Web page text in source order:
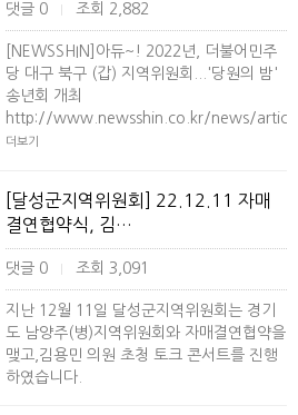
댓글 0 조회 2,882
[NEWSSHIN]아듀~! 2022년, 더불어민주
당 대구 북구 (갑) 지역위원회...'당원의 밤'
송년회 개최
http://www.newsshin.co.kr/news/
더보기
[달성군지역위원회] 22.12.11 자매
결연협약식, 김…
댓글 0 조회 3,091
지난 12월 11일 달성군지역위원회는 경기
도 남양주(병)지역위원회와 자매결연협약을
맺고,김용민 의원 초청 토크 콘서트를 진행
하였습니다.